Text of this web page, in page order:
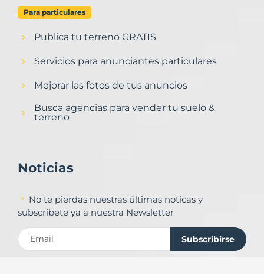
Para particulares
Publica tu terreno GRATIS
Servicios para anunciantes particulares
Mejorar las fotos de tus anuncios
Busca agencias para vender tu suelo &
terreno
Noticias
No te pierdas nuestras últimas noticas y
subscribete ya a nuestra Newsletter
Subscribirse